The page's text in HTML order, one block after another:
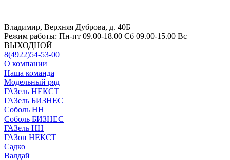
Владимир, Верхняя Дуброва, д. 40Б
Режим работы: Пн-пт 09.00-18.00 Сб 09.00-15.00 Вс
ВЫХОДНОЙ
8(4922)54-53-00
О компании
Наша команда
Модельный ряд
ГАЗель НЕКСТ
ГАЗель БИЗНЕС
Соболь НН
Соболь БИЗНЕС
ГАЗель НН
ГАЗон НЕКСТ
Садко
Валдай